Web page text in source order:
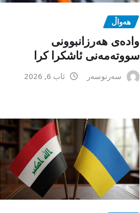
هەواڵ
وادەی هەرزانبوونی
سووتەمەنی ئاشکرا کرا
سەرنوسەر ئاب 6, 2026